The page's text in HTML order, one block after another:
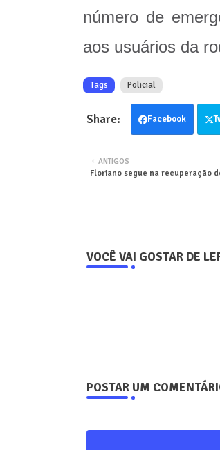
número de
aos usuários da
Tags Policial
Facebook
ANTIGOS
Floriano segue na recuperação
VOCÊ VAI GOSTAR DE
POSTAR UM